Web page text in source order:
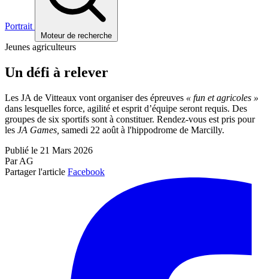
Portrait
Moteur de recherche
Jeunes agriculteurs
Un défi à relever
Les JA de Vitteaux vont organiser des épreuves « fun et agricoles »
dans lesquelles force, agilité et esprit d’équipe seront requis. Des
groupes de six sportifs sont à constituer. Rendez-vous est pris pour
les JA Games, samedi 22 août à l'hippodrome de Marcilly.
Publié le 21 Mars 2026
Par AG
Partager l'article Facebook